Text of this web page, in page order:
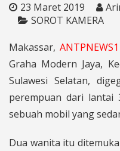
23 Maret 2019
SOROT KAMERA
Makassar,
Graha Modern Jaya,
Sulawesi Selatan,
perempuan dari lantai
sebuah mobil yang
Dua wanita itu